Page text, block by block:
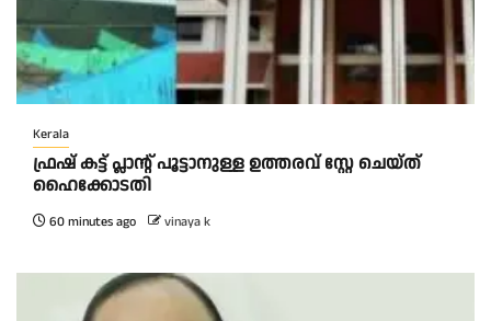
Kerala
ഫ്രഷ് കട്ട് പ്ലാന്റ് പൂട്ടാനുള്ള ഉത്തരവ് സ്റ്റേ ചെയ്ത്
ഹൈക്കോടതി
60 minutes ago vinaya k